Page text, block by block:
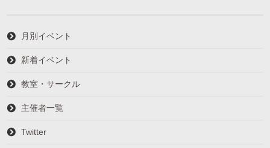
月別イベント
新着イベント
教室・サークル
主催者一覧
Twitter